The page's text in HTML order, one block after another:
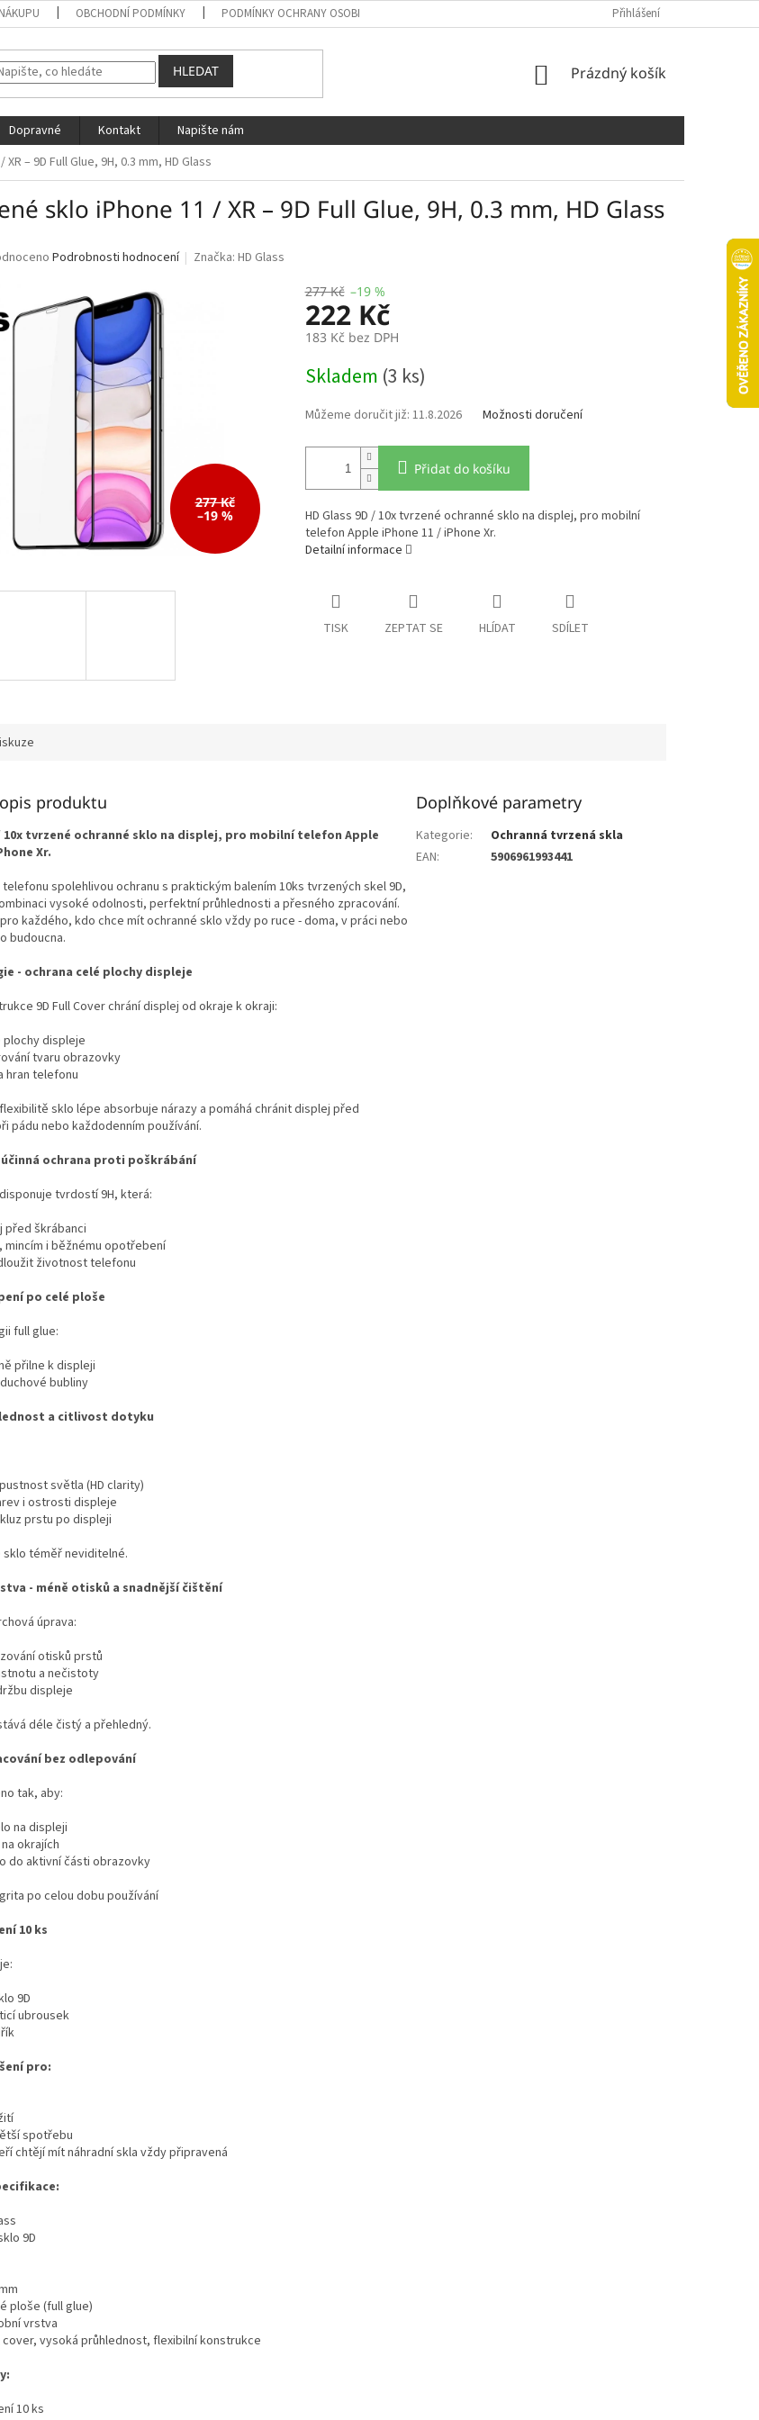
OBCHODNÍ PODMÍNKY PODMÍNKY OCHRANY OSOBNÍCH ÚDAJŮ Přihlášení
HLEDAT
NÁKUPNÍ
Prázdný košík
Dopravné Kontakt
Napište nám
– 9D Full Glue, 9H, 0.3 mm, HD Glass
sklo iPhone 11 / XR – 9D Full Glue, 9H, 0.3 mm, HD Glass
Podrobnosti hodnocení Značka:HD Glass
277 Kč
–19 %
277 Kč –19 %
222 Kč
183 Kč bez DPH
cena:
Skladem (3 ks)
11.8.2026 Možnosti doručení
Přidat do košíku
HD Glass 9D / 10x tvrzené ochranné sklo na displej, pro mobilní
telefon Apple iPhone 11 / iPhone Xr.
Detailní informace
TISK ZEPTAT SE HLÍDAT SDÍLET
produktu
/ 10x tvrzené ochranné sklo na displej, pro mobilní telefon Apple
Xr.
spolehlivou ochranu s praktickým balením 10ks tvrzených skel 9D,
vysoké odolnosti, perfektní průhlednosti a přesného zpracování.
každého, kdo chce mít ochranné sklo vždy po ruce - doma, v práci nebo
budoucna.
- ochrana celé plochy displeje
9D Full Cover chrání displej od okraje k okraji:
plochy displeje
tvaru obrazovky
hran telefonu
sklo lépe absorbuje nárazy a pomáhá chránit displej před
pádu nebo každodenním používání.
ochrana proti poškrábání
tvrdostí 9H, která:
před škrábanci
mincím i běžnému opotřebení
životnost telefonu
po celé ploše
full glue:
přilne k displeji
bubliny
a citlivost dotyku
světla (HD clarity)
i ostrosti displeje
prstu po displeji
sklo téměř neviditelné.
- méně otisků a snadnější čištění
úprava:
otisků prstů
a nečistoty
displeje
déle čistý a přehledný.
bez odlepování
tak, aby:
na displeji
okrajích
do aktivní části obrazovky
po celou dobu používání
10 ks
9D
ubrousek
pro:
spotřebu
chtějí mít náhradní skla vždy připravená
9D
ploše (full glue)
vrstva
vysoká průhlednost, flexibilní konstrukce
10 ks
Doplňkové parametry
Kategorie:
Ochranná tvrzená skla
EAN: 5906961993441